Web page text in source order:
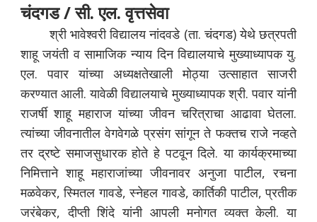
चंदगड / सी. एल. वृत्तसेवा
श्री भावेश्वरी विद्यालय नांदवडे (ता. चंदगड) येथे छत्रपती
शाहू जयंती व सामाजिक न्याय दिन विद्यालयाचे मुख्याध्यापक यु.
एल. पवार यांच्या अध्यक्षतेखाली मोठ्या उत्साहात साजरी
करण्यात आली. यावेळी विद्यालयाचे मुख्याध्यापक श्री. पवार यांनी
राजर्षी शाहू महाराज यांच्या जीवन चरित्राचा आढावा घेतला.
त्यांच्या जीवनातील वेगवेगळे प्रसंग सांगून ते फक्तच राजे नव्हते
तर द्रष्टे समाजसुधारक होते हे पटवून दिले. या कार्यक्रमाच्या
निमित्ताने शाहू महाराजांच्या जीवनावर अनुजा पाटील, रचना
मळवेकर, स्मितल गावडे, स्नेहल गावडे, कार्तिकी पाटील, प्रतीक
जरंबेकर, दीप्ती शिंदे यांनी आपली मनोगत व्यक्त केली. या